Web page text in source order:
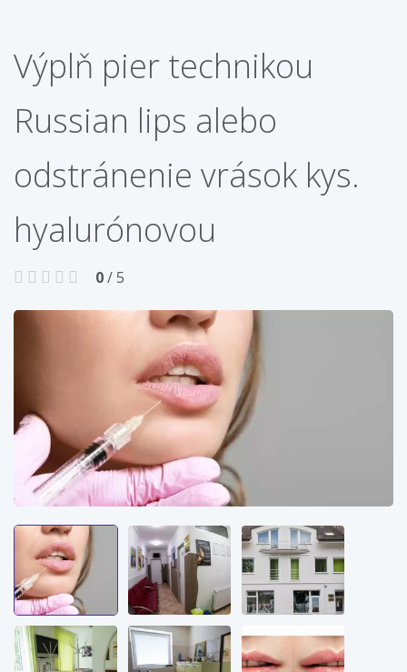
Výplň pier technikou
Russian lips alebo
odstránenie vrások kys.
hyalurónovou
0/ 5